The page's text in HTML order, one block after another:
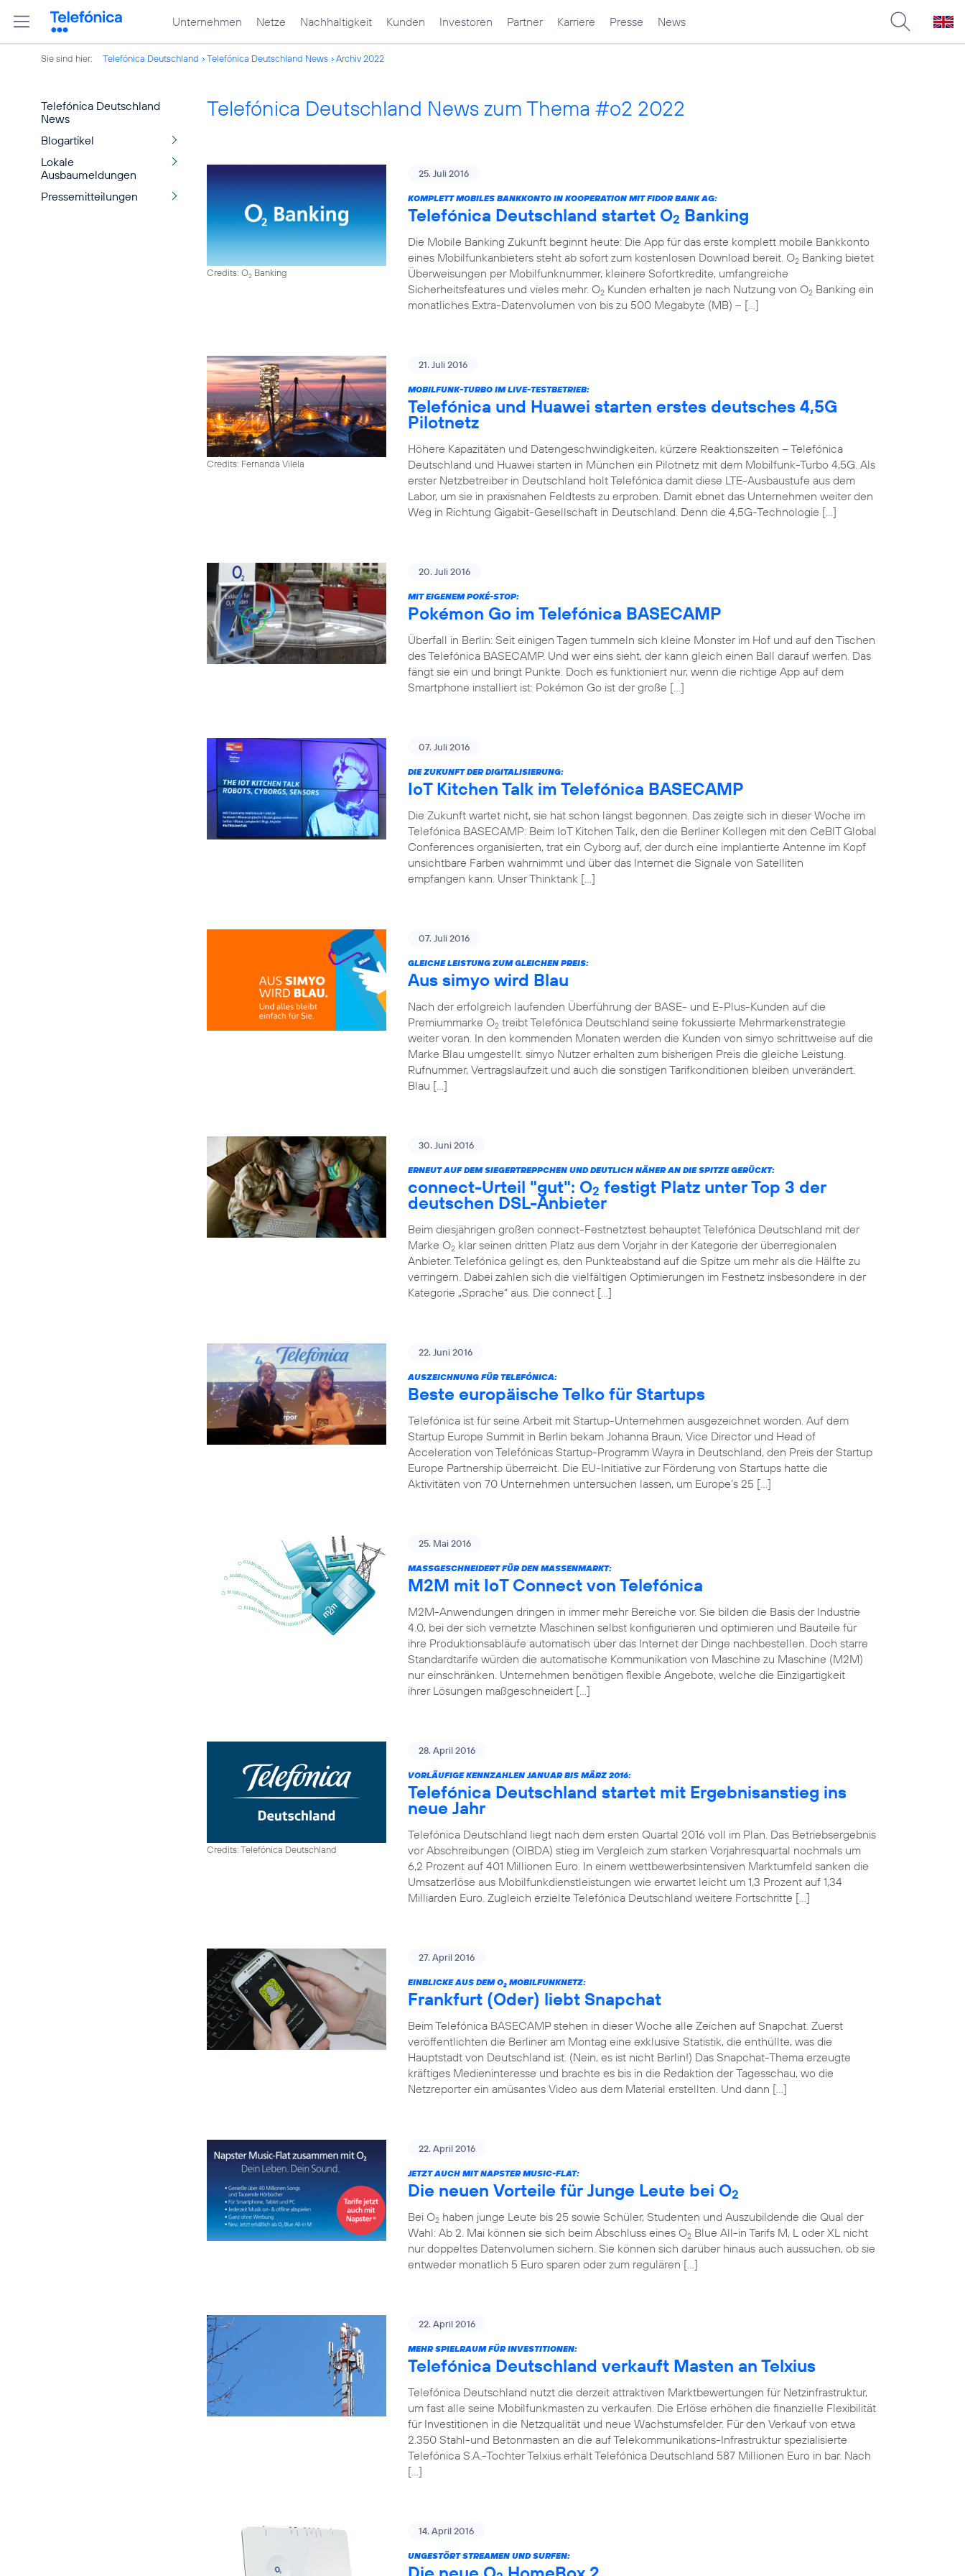
Unternehmen Netze Nachhaltigkeit Kunden Investoren Partner Karriere Presse News
Sie sind hier: Telefónica Deutschland Telefónica Deutschland News Archiv 2022
Telefónica Deutschland
News
Blogartikel
Lokale
Ausbaumeldungen
Pressemitteilungen
Telefónica Deutschland News zum Thema #o2 2022
Credits: O2 Banking
25. Juli 2016
KOMPLETT MOBILES BANKKONTO IN KOOPERATION MIT FIDOR BANK AG:
Telefónica Deutschland startet O2 Banking
Die Mobile Banking Zukunft beginnt heute: Die App für das erste komplett mobile Bankkonto
eines Mobilfunkanbieters steht ab sofort zum kostenlosen Download bereit. O2 Banking bietet
Überweisungen per Mobilfunknummer, kleinere Sofortkredite, umfangreiche
Sicherheitsfeatures und vieles mehr. O2 Kunden erhalten je nach Nutzung von O2 Banking ein
monatliches Extra-Datenvolumen von bis zu 500 Megabyte (MB) – […]
Credits: Fernanda Vilela
21. Juli 2016
MOBILFUNK-TURBO IM LIVE-TESTBETRIEB:
Telefónica und Huawei starten erstes deutsches 4,5G
Pilotnetz
Höhere Kapazitäten und Datengeschwindigkeiten, kürzere Reaktionszeiten – Telefónica
Deutschland und Huawei starten in München ein Pilotnetz mit dem Mobilfunk-Turbo 4,5G. Als
erster Netzbetreiber in Deutschland holt Telefónica damit diese LTE-Ausbaustufe aus dem
Labor, um sie in praxisnahen Feldtests zu erproben. Damit ebnet das Unternehmen weiter den
Weg in Richtung Gigabit-Gesellschaft in Deutschland. Denn die 4,5G-Technologie […]
20. Juli 2016
MIT EIGENEM POKÉ-STOP:
Pokémon Go im Telefónica BASECAMP
Überfall in Berlin: Seit einigen Tagen tummeln sich kleine Monster im Hof und auf den Tischen
des Telefónica BASECAMP. Und wer eins sieht, der kann gleich einen Ball darauf werfen. Das
fängt sie ein und bringt Punkte. Doch es funktioniert nur, wenn die richtige App auf dem
Smartphone installiert ist: Pokémon Go ist der große […]
07. Juli 2016
DIE ZUKUNFT DER DIGITALISIERUNG:
IoT Kitchen Talk im Telefónica BASECAMP
Die Zukunft wartet nicht, sie hat schon längst begonnen. Das zeigte sich in dieser Woche im
Telefónica BASECAMP: Beim IoT Kitchen Talk, den die Berliner Kollegen mit den CeBIT Global
Conferences organisierten, trat ein Cyborg auf, der durch eine implantierte Antenne im Kopf
unsichtbare Farben wahrnimmt und über das Internet die Signale von Satelliten
empfangen kann. Unser Thinktank […]
07. Juli 2016
GLEICHE LEISTUNG ZUM GLEICHEN PREIS:
Aus simyo wird Blau
Nach der erfolgreich laufenden Überführung der BASE- und E-Plus-Kunden auf die
Premiummarke O2 treibt Telefónica Deutschland seine fokussierte Mehrmarkenstrategie
weiter voran. In den kommenden Monaten werden die Kunden von simyo schrittweise auf die
Marke Blau umgestellt. simyo Nutzer erhalten zum bisherigen Preis die gleiche Leistung.
Rufnummer, Vertragslaufzeit und auch die sonstigen Tarifkonditionen bleiben unverändert.
Blau […]
30. Juni 2016
ERNEUT AUF DEM SIEGERTREPPCHEN UND DEUTLICH NÄHER AN DIE SPITZE GERÜCKT:
connect-Urteil "gut": O2 festigt Platz unter Top 3 der
deutschen DSL-Anbieter
Beim diesjährigen großen connect-Festnetztest behauptet Telefónica Deutschland mit der
Marke O2 klar seinen dritten Platz aus dem Vorjahr in der Kategorie der überregionalen
Anbieter. Telefónica gelingt es, den Punkteabstand auf die Spitze um mehr als die Hälfte zu
verringern. Dabei zahlen sich die vielfältigen Optimierungen im Festnetz insbesondere in der
Kategorie „Sprache“ aus. Die connect […]
22. Juni 2016
AUSZEICHNUNG FÜR TELEFÓNICA:
Beste europäische Telko für Startups
Telefónica ist für seine Arbeit mit Startup-Unternehmen ausgezeichnet worden. Auf dem
Startup Europe Summit in Berlin bekam Johanna Braun, Vice Director und Head of
Acceleration von Telefónicas Startup-Programm Wayra in Deutschland, den Preis der Startup
Europe Partnership überreicht. Die EU-Initiative zur Förderung von Startups hatte die
Aktivitäten von 70 Unternehmen untersuchen lassen, um Europe’s 25 […]
25. Mai 2016
MASSGESCHNEIDERT FÜR DEN MASSENMARKT:
M2M mit IoT Connect von Telefónica
M2M-Anwendungen dringen in immer mehr Bereiche vor. Sie bilden die Basis der Industrie
4.0, bei der sich vernetzte Maschinen selbst konfigurieren und optimieren und Bauteile für
ihre Produktionsabläufe automatisch über das Internet der Dinge nachbestellen. Doch starre
Standardtarife würden die automatische Kommunikation von Maschine zu Maschine (M2M)
nur einschränken. Unternehmen benötigen flexible Angebote, welche die Einzigartigkeit
ihrer Lösungen maßgeschneidert […]
Credits: Telefónica Deutschland
28. April 2016
VORLÄUFIGE KENNZAHLEN JANUAR BIS MÄRZ 2016:
Telefónica Deutschland startet mit Ergebnisanstieg ins
neue Jahr
Telefónica Deutschland liegt nach dem ersten Quartal 2016 voll im Plan. Das Betriebsergebnis
vor Abschreibungen (OIBDA) stieg im Vergleich zum starken Vorjahresquartal nochmals um
6,2 Prozent auf 401 Millionen Euro. In einem wettbewerbsintensiven Marktumfeld sanken die
Umsatzerlöse aus Mobilfunkdienstleistungen wie erwartet leicht um 1,3 Prozent auf 1,34
Milliarden Euro. Zugleich erzielte Telefónica Deutschland weitere Fortschritte […]
27. April 2016
EINBLICKE AUS DEM O2 MOBILFUNKNETZ:
Frankfurt (Oder) liebt Snapchat
Beim Telefónica BASECAMP stehen in dieser Woche alle Zeichen auf Snapchat. Zuerst
veröffentlichten die Berliner am Montag eine exklusive Statistik, die enthüllte, was die
Hauptstadt von Deutschland ist. (Nein, es ist nicht Berlin!) Das Snapchat-Thema erzeugte
kräftiges Medieninteresse und brachte es bis in die Redaktion der Tagesschau, wo die
Netzreporter ein amüsantes Video aus dem Material erstellten. Und dann […]
22. April 2016
JETZT AUCH MIT NAPSTER MUSIC-FLAT:
Die neuen Vorteile für Junge Leute bei O2
Bei O2 haben junge Leute bis 25 sowie Schüler, Studenten und Auszubildende die Qual der
Wahl: Ab 2. Mai können sie sich beim Abschluss eines O2 Blue All-in Tarifs M, L oder XL nicht
nur doppeltes Datenvolumen sichern. Sie können sich darüber hinaus auch aussuchen, ob sie
entweder monatlich 5 Euro sparen oder zum regulären […]
22. April 2016
MEHR SPIELRAUM FÜR INVESTITIONEN:
Telefónica Deutschland verkauft Masten an Telxius
Telefónica Deutschland nutzt die derzeit attraktiven Marktbewertungen für Netzinfrastruktur,
um fast alle seine Mobilfunkmasten zu verkaufen. Die Erlöse erhöhen die finanzielle Flexibilität
für Investitionen in die Netzqualität und neue Wachstumsfelder. Für den Verkauf von etwa
2.350 Stahl-und Betonmasten an die auf Telekommunikations-Infrastruktur spezialisierte
Telefónica S.A.-Tochter Telxius erhält Telefónica Deutschland 587 Millionen Euro in bar. Nach
[…]
14. April 2016
UNGESTÖRT STREAMEN UND SURFEN: